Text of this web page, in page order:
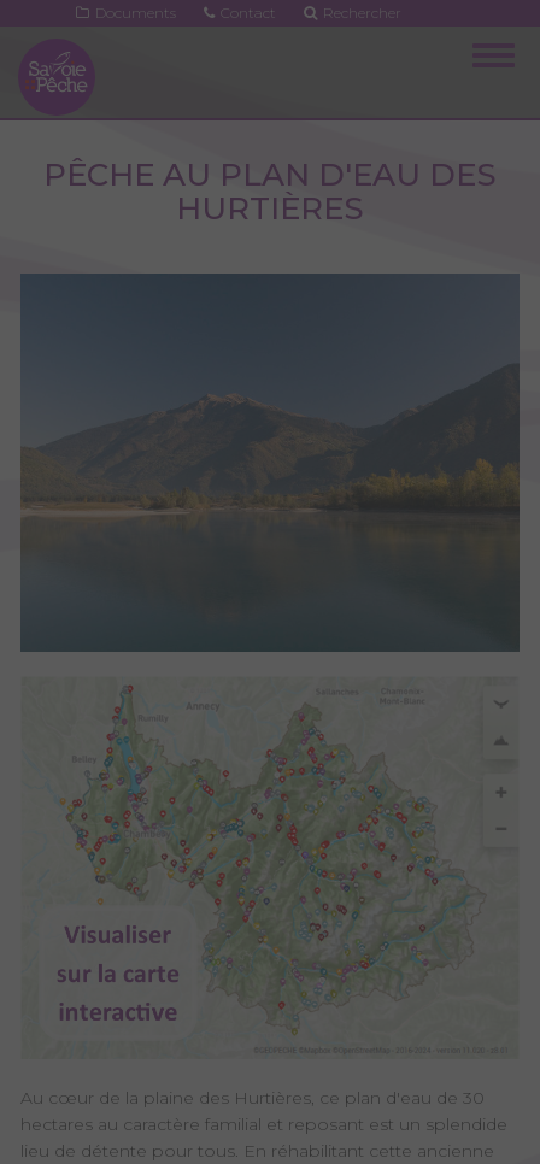
contenu
principal
Documents Contact Rechercher
PÊCHE AU PLAN D'EAU DES
HURTIÈRES
Au cœur de la plaine des Hurtières, ce plan d'eau de 30
hectares au caractère familial et reposant est un splendide
lieu de détente pour tous. En réhabilitant cette ancienne